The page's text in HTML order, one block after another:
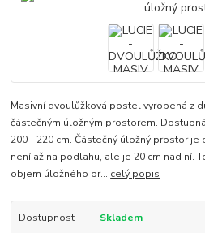
Masivní dvoulůžková postel vyrobená z
částečným úložným prostorem.
200 - 220 cm. Částečný úložný prostor
není až na podlahu, ale je 20 cm nad ní.
objem úložného pr... celý popis
Dostupnost
Skladem